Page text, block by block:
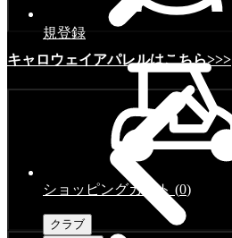
キャロウェイアパレルはこちら>>>
規登録
ショッピングカート (0)
クラブ